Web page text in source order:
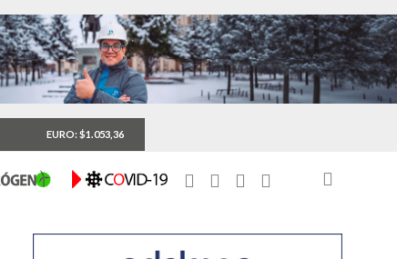
EURO: $1.053,36